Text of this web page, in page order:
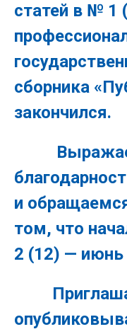
статей в № 1
сборника
закончился.
и
том, что
2 (12) — июнь